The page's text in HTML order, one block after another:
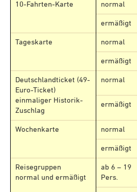
10-Fahrten-Karte normal
ermäßigt
Tageskarte normal
ermäßigt
Deutschlandticket (49-
Euro-Ticket)
einmaliger Historik-
Zuschlag
normal
ermäßigt
Wochenkarte normal
ermäßigt
Reisegruppen
normal und ermäßigt
ab 6 – 19
Pers.